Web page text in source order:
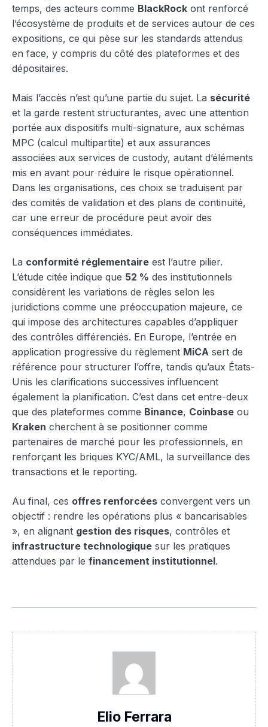
temps, des acteurs comme BlackRock ont renforcé
l’écosystème de produits et de services autour de ces
expositions, ce qui pèse sur les standards attendus
en face, y compris du côté des plateformes et des
dépositaires.
Mais l’accès n’est qu’une partie du sujet. La sécurité
et la garde restent structurantes, avec une attention
portée aux dispositifs multi-signature, aux schémas
MPC (calcul multipartite) et aux assurances
associées aux services de custody, autant d’éléments
mis en avant pour réduire le risque opérationnel.
Dans les organisations, ces choix se traduisent par
des comités de validation et des plans de continuité,
car une erreur de procédure peut avoir des
conséquences immédiates.
La conformité réglementaire est l’autre pilier.
L’étude citée indique que 52 % des institutionnels
considèrent les variations de règles selon les
juridictions comme une préoccupation majeure, ce
qui impose des architectures capables d’appliquer
des contrôles différenciés. En Europe, l’entrée en
application progressive du règlement MiCA sert de
référence pour structurer l’offre, tandis qu’aux États-
Unis les clarifications successives influencent
également la planification. C’est dans cet entre-deux
que des plateformes comme Binance, Coinbase ou
Kraken cherchent à se positionner comme
partenaires de marché pour les professionnels, en
renforçant les briques KYC/AML, la surveillance des
transactions et le reporting.
Au final, ces offres renforcées convergent vers un
objectif : rendre les opérations plus « bancarisables
», en alignant gestion des risques, contrôles et
infrastructure technologique sur les pratiques
attendues par le financement institutionnel.
Elio Ferrara